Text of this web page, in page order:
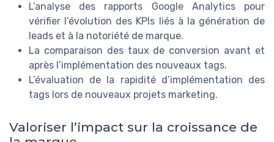
L’analyse des rapports Google Analytics pour
vérifier l’évolution des KPIs liés à la génération de
leads et à la notoriété de marque.
La comparaison des taux de conversion avant et
après l’implémentation des nouveaux tags.
L’évaluation de la rapidité d’implémentation des
tags lors de nouveaux projets marketing.
Valoriser l’impact sur la croissance de